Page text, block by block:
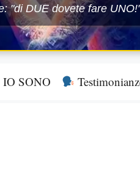
"di DUE dovete fare
SONO